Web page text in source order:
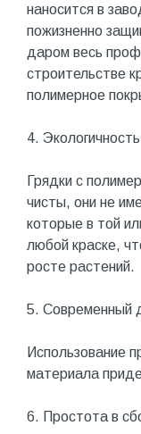
наносится в
пожизненно
даром весь
строительстве
полимерное
4.
Грядки с
чисты, они не
которые в той
любой краске,
росте растений.
5. Современный
Использование
материала
6. Простота в